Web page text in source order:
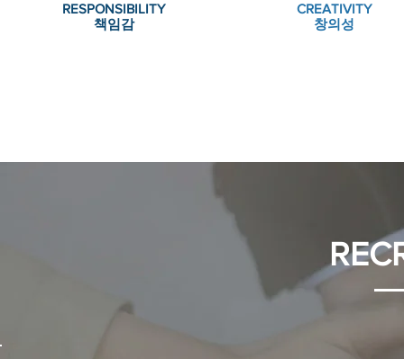
RESPONSIBILITY
책임감
CREATIVITY
창의성